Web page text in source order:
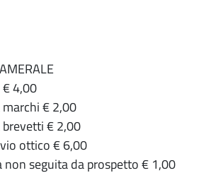
4,00
€ 2,00
€ 2,00
ottico € 6,00
non seguita da prospetto € 1,00